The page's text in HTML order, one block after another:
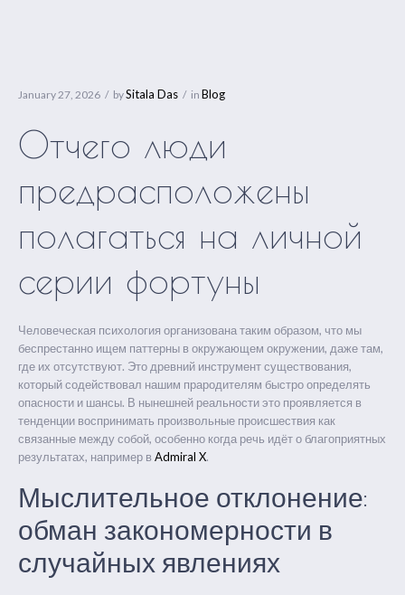
January 27, 2026 bySitala Das in Blog
Отчего люди
предрасположены
полагаться на личной
серии фортуны
Человеческая психология организована таким образом, что мы
беспрестанно ищем паттерны в окружающем окружении, даже там,
где их отсутствуют. Это древний инструмент существования,
который содействовал нашим прародителям быстро определять
опасности и шансы. В нынешней реальности это проявляется в
тенденции воспринимать произвольные происшествия как
связанные между собой, особенно когда речь идёт о благоприятных
результатах, например в Admiral X.
Мыслительное отклонение:
обман закономерности в
случайных явлениях